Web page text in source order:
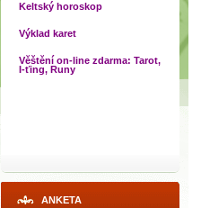
Keltský horoskop
Výklad karet
Věštění on-line zdarma: Tarot,
I-ťing, Runy
ANKETA